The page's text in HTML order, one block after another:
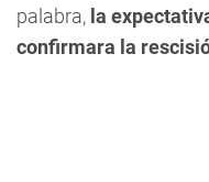
palabra, la
confirmara la